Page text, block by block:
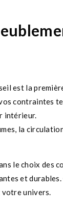
est la
contraintes
intérieur.
la
le choix des
et
univers.